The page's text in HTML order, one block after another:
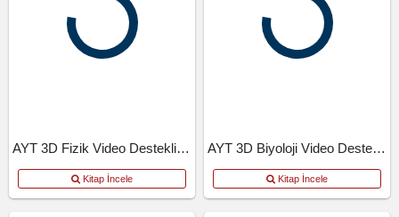
AYT 3D Fizik Video Destekli Defter
Kitap İncele
AYT 3D Biyoloji Video Destekli Defter
Kitap İncele